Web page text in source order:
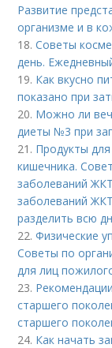
Развитие
организме и в
18.Советы
день.
19. Как вкусно
показано при
20. Можно ли
диеты №3 при
21. Продукты
кишечника.
заболеваний
заболеваний
разделить всю
22.Физические
Советы по
для лиц
23.
старшего
старшего
24. Как начать